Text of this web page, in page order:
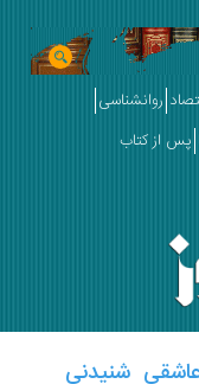
شنیدنی